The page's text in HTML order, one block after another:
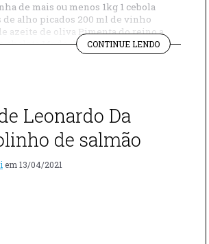
de mais ou menos 1kg 1 cebola
de alho picados 200 ml de vinho
azeite de oliva Pimenta do reino a
chalota Modo de preparo: retire o
das picanhas. Numa travessa,
CONTINUE LENDO"PICANHA
NA
Leonardo Da
de salmão
em 13/04/2021